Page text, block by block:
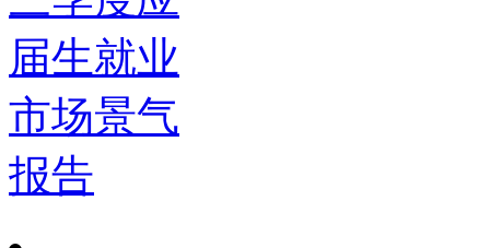
届生就业
市场景气
报告